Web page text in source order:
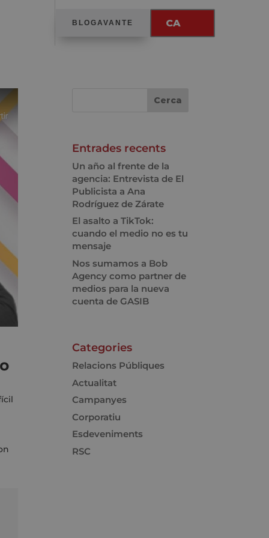
BLOGAVANTE CA
Entrades recents
Un año al frente de la
agencia: Entrevista de El
Publicista a Ana
Rodríguez de Zárate
El asalto a TikTok:
cuando el medio no es tu
mensaje
Nos sumamos a Bob
Agency como partner de
medios para la nueva
cuenta de GASIB
Categories
Relacions Públiques
Actualitat
Campanyes
Corporatiu
Esdeveniments
RSC